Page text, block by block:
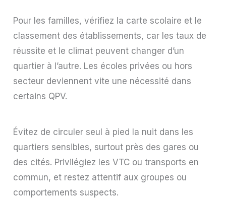
Pour les familles, vérifiez la carte scolaire et le
classement des établissements, car les taux de
réussite et le climat peuvent changer d’un
quartier à l’autre. Les écoles privées ou hors
secteur deviennent vite une nécessité dans
certains QPV.
Évitez de circuler seul à pied la nuit dans les
quartiers sensibles, surtout près des gares ou
des cités. Privilégiez les VTC ou transports en
commun, et restez attentif aux groupes ou
comportements suspects.